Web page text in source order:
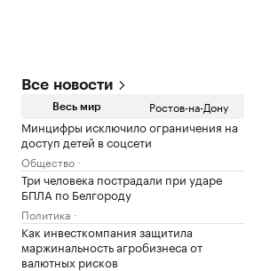
Все новости
Весь мир Ростов-на-Дону
Минцифры исключило ограничения на
доступ детей в соцсети
Общество
Три человека пострадали при ударе
БПЛА по Белгороду
Политика
Как инвесткомпания защитила
маржинальность агробизнеса от
валютных рисков